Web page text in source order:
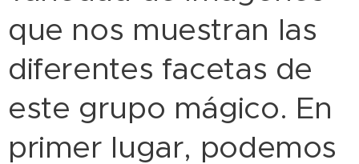
que nos muestran las
diferentes facetas de
este grupo mágico. En
primer lugar, podemos